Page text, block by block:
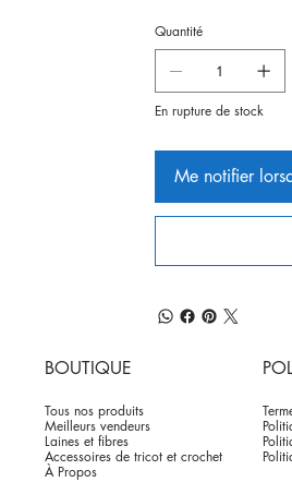
Quantité
En rupture de stock
Me notifier
BOUTIQUE
Tous nos produits
Meilleurs vendeurs
Laines et fibres
Accessoires de tricot et crochet
À Propos